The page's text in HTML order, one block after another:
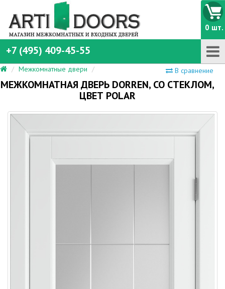
+7 (495) 409-45-55
0 шт.
В сравнение
Межкомнатные двери
МЕЖКОМНАТНАЯ ДВЕРЬ DORREN, СО СТЕКЛОМ,
ЦВЕТ POLAR